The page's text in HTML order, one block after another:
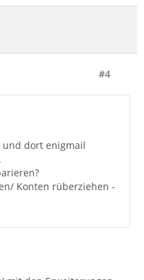
#4
und dort enigmail
Konten rüberziehen -